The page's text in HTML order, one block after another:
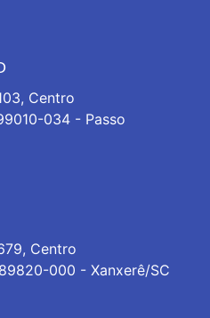
Centro
034 - Passo
Centro
000 - Xanxerê/SC